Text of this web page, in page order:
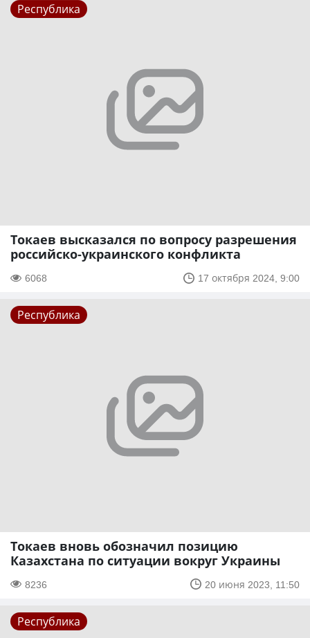
Республика
Токаев высказался по вопросу разрешения
российско-украинского конфликта
6068 17 октября 2024, 9:00
Республика
Токаев вновь обозначил позицию
Казахстана по ситуации вокруг Украины
8236 20 июня 2023, 11:50
Республика